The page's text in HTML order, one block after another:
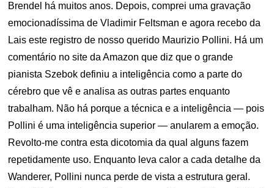
Brendel há muitos anos. Depois, comprei uma gravação
emocionadíssima de Vladimir Feltsman e agora recebo da
Lais este registro de nosso querido Maurizio Pollini. Há um
comentário no site da Amazon que diz que o grande
pianista Szebok definiu a inteligência como a parte do
cérebro que vê e analisa as outras partes enquanto
trabalham. Não há porque a técnica e a inteligência — pois
Pollini é uma inteligência superior — anularem a emoção.
Revolto-me contra esta dicotomia da qual alguns fazem
repetidamente uso. Enquanto leva calor a cada detalhe da
Wanderer, Pollini nunca perde de vista a estrutura geral.